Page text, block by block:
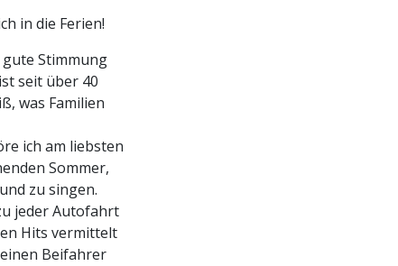
in die Ferien!
Stimmung
seit über 40
was Familien
ich am liebsten
Sommer,
zu singen.
jeder Autofahrt
Hits vermittelt
Beifahrer